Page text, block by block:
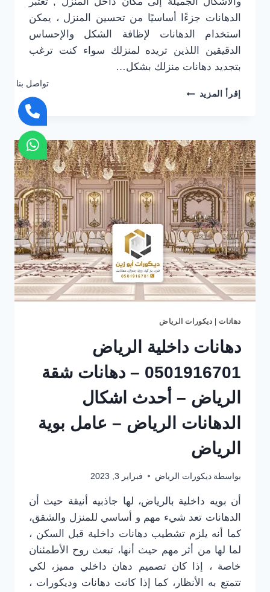
الدهانات جزءًا أساسيًا من تحسين المنزل ، يمكن
استخدام الدهانات لإظافة الشكل والإحساس
الدقيقين اللذين تريده لمنزلك سواء كنت ترغب
بتجديد دهانات منزلك بشكل…
إقرأ المزيد معلم
0501916701
محل
بويه
في
بالرياض
–
معلم
دهانات
الرياض
–
عامل
بويه
–
روعه
دهانات| ديكورات الرياض
دهانات داخلية الرياض
0501916701 – دهانات شقة
الرياض – أحدث اشكال
الدهانات الرياض – عامل بوية
الرياض
بواسطة ديكورات الرياض فبراير 3, 2023
أن بويه داخلية بالرياض، لها جاذبيه أنيقة حيث أن
الدهانات تعد شيء مهم و أساسي للمنزل والشقق،
كما أنه يلزم تشطيب دهانات داخلية قبل السكن ،
لما لها من أثر مهم حيث أنها، تبعث روح الأطمئنان
خاصة ، إذا كان تصميم دهان داخلي مميز، لكي
تتمتع به الأنظار، كما إذا كانت دهانات وديكورات ،
تواصل بنا